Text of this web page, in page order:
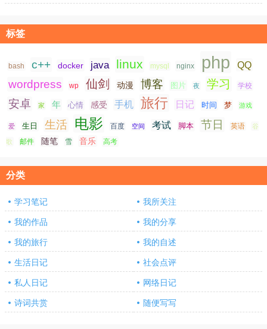
标签
bash c++ docker java linux mysql nginx php QQ
wordpress wp 仙剑 动漫 博客 图片 夜 学习 学校
安卓 家 年 心情 感受 手机 旅行 日记 时间 梦 游戏
爱 生日 生活 电影 百度 空间 考试 脚本 节日 英语 谷
歌 邮件 随笔 雪 音乐 高考
分类
学习笔记 我所关注
我的作品 我的分享
我的旅行 我的自述
生活日记 社会点评
私人日记 网络日记
诗词共赏 随便写写